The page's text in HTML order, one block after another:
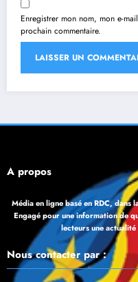
Enregistrer mon nom, mon e-
prochain commentaire.
À propos
Média en ligne basé en RDC,
Engagé pour une information de
lecteurs une
Nous contacter par :